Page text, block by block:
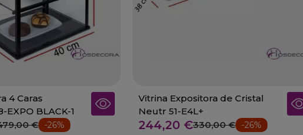
4 Caras
BLACK-1
€ -26%
Vitrina Expositora de Cristal
Neutr 51-E4L+
244,20 €330,00 € -26%